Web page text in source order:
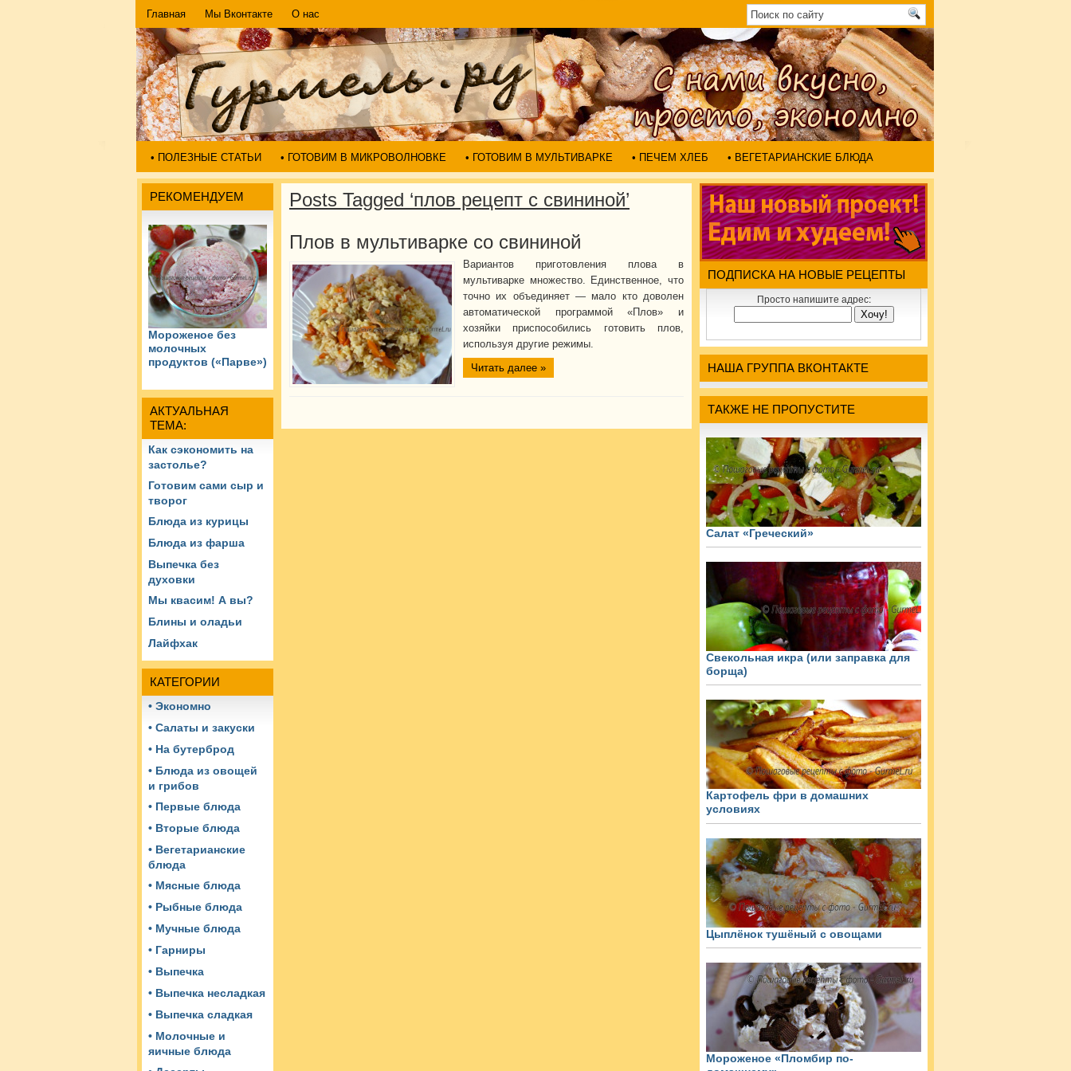
Главная Мы Вконтакте О нас
• ПОЛЕЗНЫЕ СТАТЬИ • ГОТОВИМ В МИКРОВОЛНОВКЕ • ГОТОВИМ В МУЛЬТИВАРКЕ • ПЕЧЕМ ХЛЕБ • ВЕГЕТАРИАНСКИЕ БЛЮДА
РЕКОМЕНДУЕМ
Мороженое без
молочных
продуктов («Парве»)
АКТУАЛЬНАЯ
ТЕМА:
Как сэкономить на
застолье?
Готовим сами сыр и
творог
Блюда из курицы
Блюда из фарша
Выпечка без
духовки
Мы квасим! А вы?
Блины и оладьи
Лайфхак
КАТЕГОРИИ
• Экономно
• Салаты и закуски
• На бутерброд
• Блюда из овощей
и грибов
• Первые блюда
• Вторые блюда
• Вегетарианские
блюда
• Мясные блюда
• Рыбные блюда
• Мучные блюда
• Гарниры
• Выпечка
• Выпечка несладкая
• Выпечка сладкая
• Молочные и
яичные блюда
Posts Tagged ‘плов рецепт с свининой’
Плов в мультиварке со свининой
Вариантов приготовления плова в
мультиварке множество. Единственное, что
точно их объединяет — мало кто доволен
автоматической программой «Плов» и
хозяйки приспособились готовить плов,
используя другие режимы.
Читать далее »
ПОДПИСКА НА НОВЫЕ РЕЦЕПТЫ
Просто напишите адрес:
НАША ГРУППА ВКОНТАКТЕ
ТАКЖЕ НЕ ПРОПУСТИТЕ
Салат «Греческий»
Свекольная икра (или заправка для
борща)
Картофель фри в домашних
условиях
Цыплёнок тушёный с овощами
Мороженое «Пломбир по-